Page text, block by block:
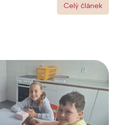
Celý článek